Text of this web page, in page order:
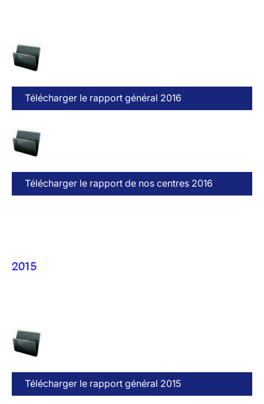
Télécharger le rapport général 2016
Télécharger le rapport de nos centres 2016
2015
Télécharger le rapport général 2015